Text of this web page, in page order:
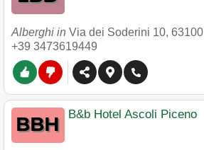
Alberghi in Via dei Soderini 10, 63100
+39 3473619449
B&b Hotel Ascoli Piceno